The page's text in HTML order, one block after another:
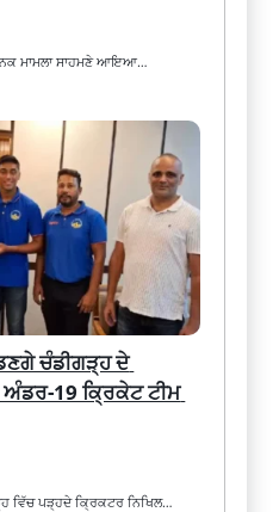
ਮਾਮਲਾ ਸਾਹਮਣੇ ਆਇਆ…
ਚੰਡੀਗੜ੍ਹ ਦੇ
ਅੰਡਰ-19 ਕ੍ਰਿਕੇਟ ਟੀਮ
ਵਿੱਚ ਪੜ੍ਹਦੇ ਕ੍ਰਿਕਟਰ ਨਿਖਿਲ…